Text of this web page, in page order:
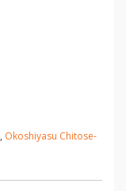
, Okoshiyasu Chitose-